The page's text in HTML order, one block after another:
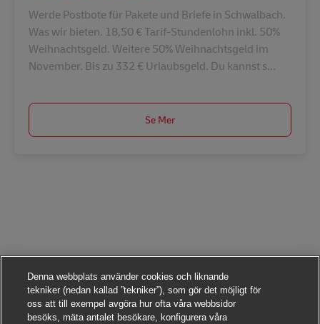
Werde Postbote für Pakete und Briefe in Schwalbach.
Was wir bieten. 18,50 € Tarif-Stundenlohn inkl. 50%
Weihnachtsgeld. Weitere 50% Weihnachtsgeld im
November. Bis zu 332 € Urlaubsgeld. Du kannst s...
Se Mer
Denna webbplats använder cookies och liknande
tekniker (nedan kallad ”tekniker”), som gör det möjligt för
oss att till exempel avgöra hur ofta våra webbsidor
besöks, mäta antalet besökare, konfigurera våra